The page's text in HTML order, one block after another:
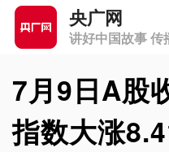
央广网
讲好中国故事 传
7月9日A股
指数大涨